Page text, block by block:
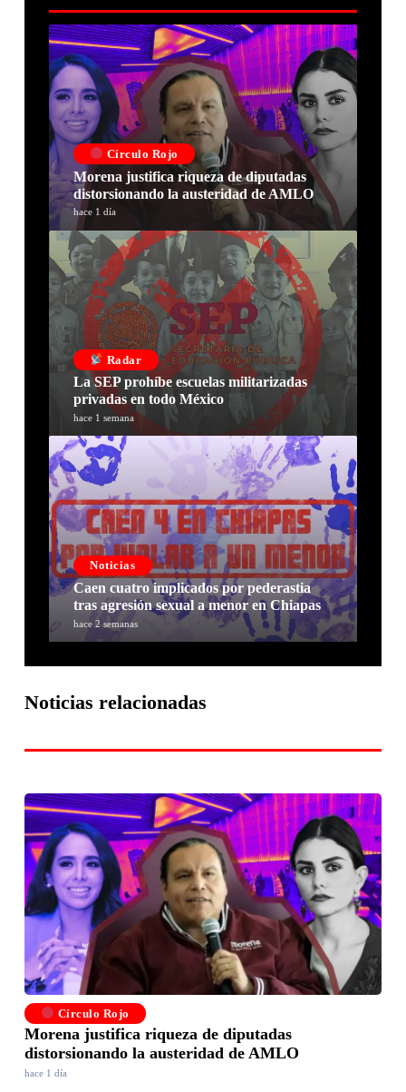
Círculo Rojo
Morena justifica riqueza de diputadas
distorsionando la austeridad de AMLO
hace 1 día
Radar
La SEP prohíbe escuelas militarizadas
privadas en todo México
hace 1 semana
Noticias
Caen cuatro implicados por pederastia
tras agresión sexual a menor en Chiapas
hace 2 semanas
Noticias relacionadas
Círculo Rojo
Morena justifica riqueza de diputadas
distorsionando la austeridad de AMLO
hace 1 día